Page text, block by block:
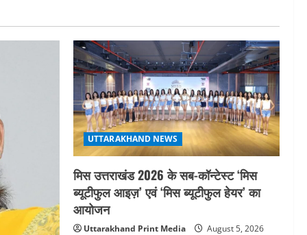
5
अवसर
August 5, 2026
UTTARAKHAND NEWS
मिस उत्तराखंड 2026 के सब-कॉन्टेस्ट ‘मिस
ब्यूटीफुल आइज़’ एवं ‘मिस ब्यूटीफुल हेयर’ का
आयोजन
Uttarakhand Print Media August 5, 2026